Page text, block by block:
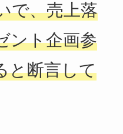
で、売上落
ント企画参
と断言して